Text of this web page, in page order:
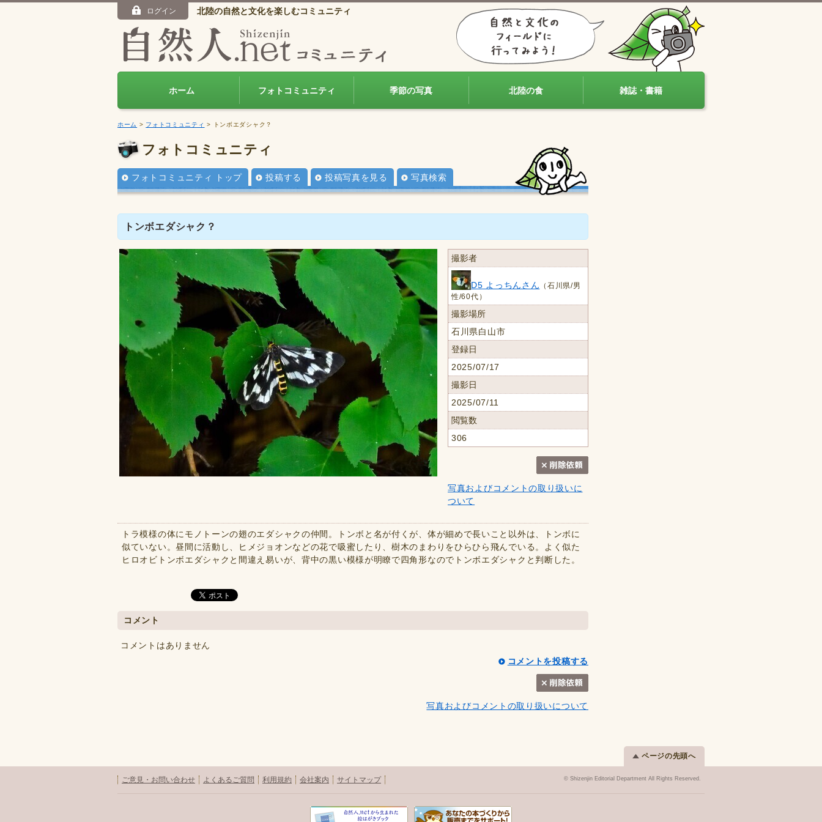
ログイン 北陸の自然と文化を楽しむコミュニティ
ホーム フォトコミュニティ 季節の写真 北陸の食 雑誌・書籍
ホーム > フォトコミュニティ > トンボエダシャク？
フォトコミュニティ
フォトコミュニティ トップ 投稿する 投稿写真を見る 写真検索
トンボエダシャク？
撮影者
D5 よっちんさん （石川県/男
性/60代）
撮影場所
石川県白山市
登録日
2025/07/17
撮影日
2025/07/11
閲覧数
306
写真およびコメントの取り扱いに
ついて
トラ模様の体にモノトーンの翅のエダシャクの仲間。トンボと名が付くが、体が細めで長いこと以外は、トンボに
似ていない。昼間に活動し、ヒメジョオンなどの花で吸蜜したり、樹木のまわりをひらひら飛んでいる。よく似た
ヒロオビトンボエダシャクと間違え易いが、背中の黒い模様が明瞭で四角形なのでトンボエダシャクと判断した。
コメント
コメントはありません
コメントを投稿する
写真およびコメントの取り扱いについて
ページの先頭へ
ご意見・お問い合わせ よくあるご質問 利用規約 会社案内 サイトマップ © Shizenjin Editorial Department All Rights Reserved.